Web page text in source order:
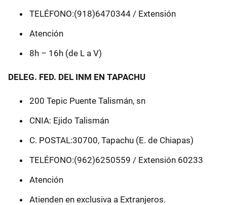
TELÉFONO:(918)6470344 / Extensión
Atención
8h – 16h (de L a V)
DELEG. FED. DEL INM EN TAPACHU
200 Tepic Puente Talismán, sn
CNIA: Ejido Talismán
C. POSTAL:30700, Tapachu (E. de Chiapas)
TELÉFONO:(962)6250559 / Extensión 60233
Atención
Atienden en exclusiva a Extranjeros.